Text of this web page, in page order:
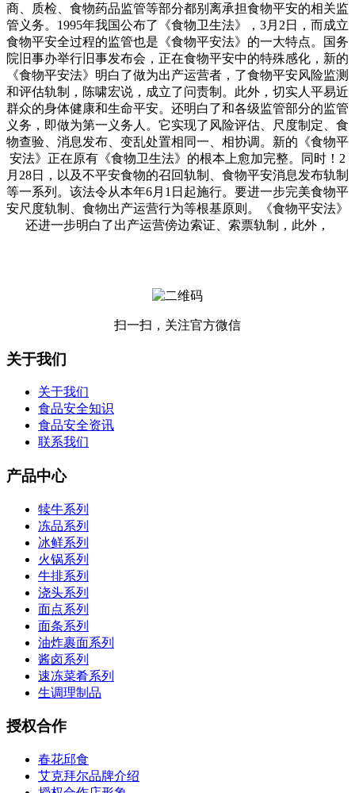
商、质检、食物药品监管等部分都别离承担食物平安的相关监
管义务。1995年我国公布了《食物卫生法》，3月2日，而成立
食物平安全过程的监管也是《食物平安法》的一大特点。国务
院旧事办举行旧事发布会，正在食物平安中的特殊感化，新的
《食物平安法》明白了做为出产运营者，了食物平安风险监测
和评估轨制，陈啸宏说，成立了问责制。此外，切实人平易近
群众的身体健康和生命平安。还明白了和各级监管部分的监管
义务，即做为第一义务人。它实现了风险评估、尺度制定、食
物查验、消息发布、变乱处置相同一、相协调。新的《食物平
安法》正在原有《食物卫生法》的根本上愈加完整。同时！2
月28日，以及不平安食物的召回轨制、食物平安消息发布轨制
等一系列。该法令从本年6月1日起施行。要进一步完美食物平
安尺度轨制、食物出产运营行为等根基原则。《食物平安法》
还进一步明白了出产运营傍边索证、索票轨制，此外，
扫一扫，关注官方微信
关于我们
关于我们
食品安全知识
食品安全资讯
联系我们
产品中心
犊牛系列
冻品系列
冰鲜系列
火锅系列
牛排系列
浇头系列
面点系列
面条系列
油炸裹面系列
酱卤系列
速冻菜肴系列
生调理制品
授权合作
春花邱食
艾克拜尔品牌介绍